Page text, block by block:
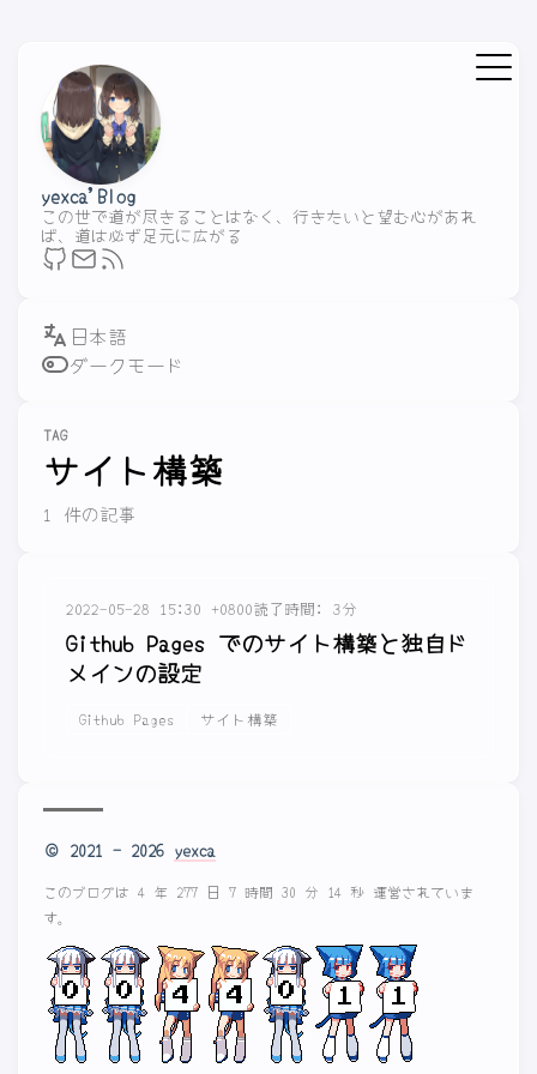
yexca'Blog
この世で道が尽きることはなく、行きたいと望む心があれ
ば、道は必ず足元に広がる
ダークモード
TAG
サイト構築
1 件の記事
2022-05-28 15:30 +0800読了時間: 3分
Github Pages でのサイト構築と独自ド
メインの設定
Github Pages サイト構築
© 2021 - 2026 yexca
このブログは 4 年 277 日 7 時間 30 分 14 秒 運営されていま
す。